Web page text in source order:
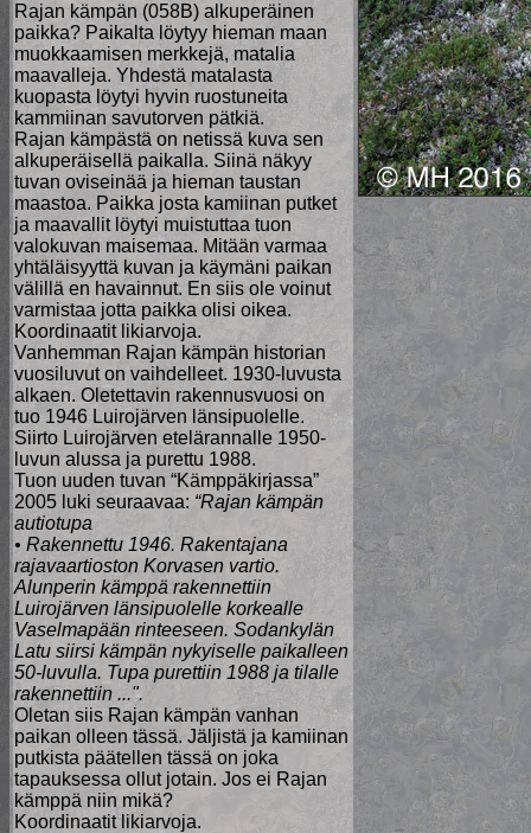
Rajan kämpän (058B) alkuperäinen
paikka? Paikalta löytyy hieman maan
muokkaamisen merkkejä, matalia
maavalleja. Yhdestä matalasta
kuopasta löytyi hyvin ruostuneita
kammiinan savutorven pätkiä.
Rajan kämpästä on netissä kuva sen
alkuperäisellä paikalla. Siinä näkyy
tuvan oviseinää ja hieman taustan
maastoa. Paikka josta kamiinan putket
ja maavallit löytyi muistuttaa tuon
valokuvan maisemaa. Mitään varmaa
yhtäläisyyttä kuvan ja käymäni paikan
välillä en havainnut. En siis ole voinut
varmistaa jotta paikka olisi oikea.
Koordinaatit likiarvoja.
Vanhemman Rajan kämpän historian
vuosiluvut on vaihdelleet. 1930-luvusta
alkaen. Oletettavin rakennusvuosi on
tuo 1946 Luirojärven länsipuolelle.
Siirto Luirojärven etelärannalle 1950-
luvun alussa ja purettu 1988.
Tuon uuden tuvan “Kämppäkirjassa”
2005 luki seuraavaa: “Rajan kämpän
autiotupa
• Rakennettu 1946. Rakentajana
rajavaartioston Korvasen vartio.
Alunperin kämppä rakennettiin
Luirojärven länsipuolelle korkealle
Vaselmapään rinteeseen. Sodankylän
Latu siirsi kämpän nykyiselle paikalleen
50-luvulla. Tupa purettiin 1988 ja tilalle
rakennettiin ...".
Oletan siis Rajan kämpän vanhan
paikan olleen tässä. Jäljistä ja kamiinan
putkista päätellen tässä on joka
tapauksessa ollut jotain. Jos ei Rajan
kämppä niin mikä?
Koordinaatit likiarvoja.